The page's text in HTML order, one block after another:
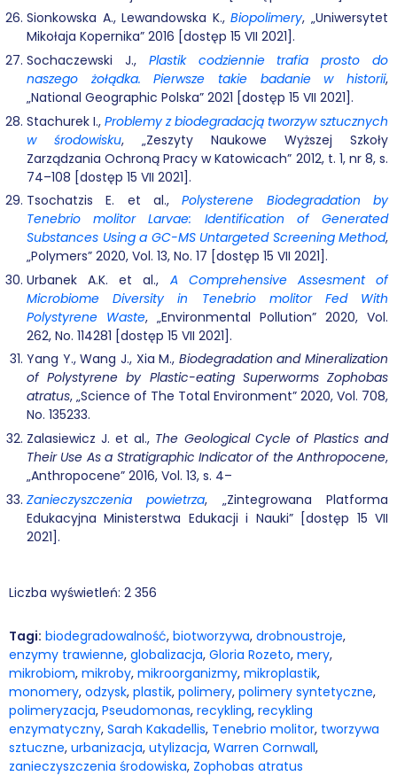
Sionkowska A., Lewandowska K.,Biopolimery, „Uniwersytet
Mikołaja Kopernika” 2016 [dostęp 15 VII 2021].
Sochaczewski J., Plastik codziennie trafia prosto do
naszego żołądka. Pierwsze takie badanie w historii,
„National Geographic Polska” 2021 [dostęp 15 VII 2021].
Stachurek I., Problemy z biodegradacją tworzyw sztucznych
w środowisku, „Zeszyty Naukowe Wyższej Szkoły
Zarządzania Ochroną Pracy w Katowicach” 2012, t. 1, nr 8, s.
74–108 [dostęp 15 VII 2021].
Tsochatzis E. et al.,Polysterene Biodegradation by
Tenebrio molitor Larvae: Identification of Generated
Substances Using a GC-MS Untargeted Screening Method,
„Polymers” 2020, Vol. 13, No. 17 [dostęp 15 VII 2021].
Urbanek A.K. et al., A Comprehensive Assesment of
Microbiome Diversity in Tenebrio molitor Fed With
Polystyrene Waste, „Environmental Pollution” 2020, Vol.
262, No. 114281 [dostęp 15 VII 2021].
Yang Y., Wang J., Xia M., Biodegradation and Mineralization
of Polystyrene by Plastic-eating Superworms Zophobas
atratus, „Science of The Total Environment” 2020, Vol. 708,
No. 135233.
Zalasiewicz J. et al., The Geological Cycle of Plastics and
Their Use As a Stratigraphic Indicator of the Anthropocene,
„Anthropocene” 2016, Vol. 13, s. 4–
Zanieczyszczenia powietrza, „Zintegrowana Platforma
Edukacyjna Ministerstwa Edukacji i Nauki” [dostęp 15 VII
2021].
Liczba wyświetleń: 2 356
Tagi: biodegradowalność, biotworzywa, drobnoustroje,
enzymy trawienne, globalizacja, Gloria Rozeto, mery,
mikrobiom, mikroby, mikroorganizmy, mikroplastik,
monomery, odzysk, plastik, polimery, polimery syntetyczne,
polimeryzacja, Pseudomonas, recykling, recykling
enzymatyczny, Sarah Kakadellis, Tenebrio molitor, tworzywa
sztuczne, urbanizacja, utylizacja, Warren Cornwall,
zanieczyszczenia środowiska, Zophobas atratus